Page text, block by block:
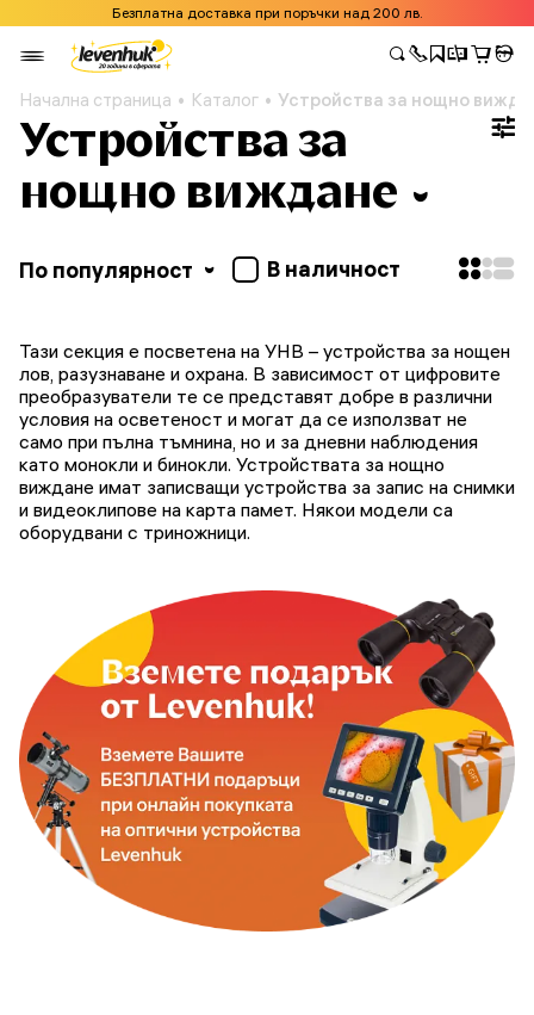
Безплатна доставка при поръчки над 200 лв.
Начална страница Каталог Устройства за нощно
Устройства за
нощно виждане
По популярност В наличност
Тази секция е посветена на УНВ – устройства за нощен
лов, разузнаване и охрана. В зависимост от цифровите
преобразуватели те се представят добре в различни
условия на осветеност и могат да се използват не
само при пълна тъмнина, но и за дневни наблюдения
като монокли и бинокли. Устройствата за нощно
виждане имат записващи устройства за запис на снимки
и видеоклипове на карта памет. Някои модели са
оборудвани с триножници.